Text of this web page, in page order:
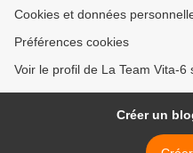
Cookies et données
Préférences cookies
Voir le profil de La Team Vita-6
Créer un